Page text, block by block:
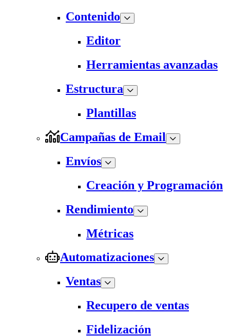
Contenido
Editor
Herramientas avanzadas
Estructura
Plantillas
Campañas de Email
Envíos
Creación y Programación
Rendimiento
Métricas
Automatizaciones
Ventas
Recupero de ventas
Fidelización